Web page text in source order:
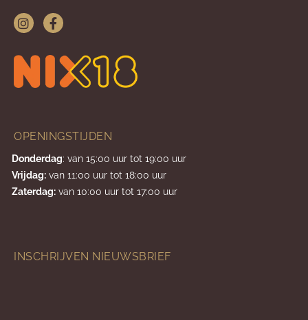
OPENINGSTIJDEN
Donderdag: van 15:00 uur tot 19:00 uur
Vrijdag: van 11:00 uur tot 18:00 uur
Zaterdag: van 10:00 uur tot 17:00 uur
INSCHRIJVEN NIEUWSBRIEF